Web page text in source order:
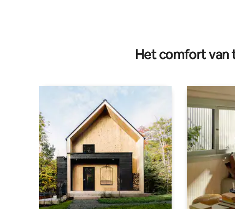
Het comfort van